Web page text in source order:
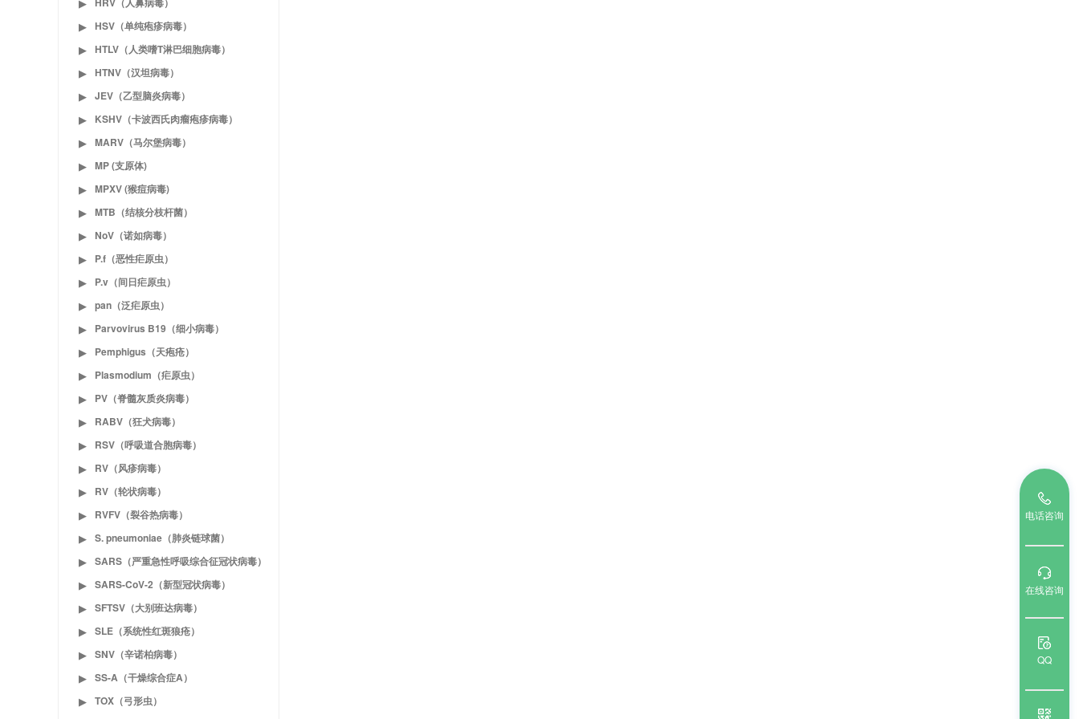
▶
HSV（单纯疱疹病毒）
▶
HTLV（人类嗜T淋巴细胞病毒）
▶
HTNV（汉坦病毒）
▶
JEV（乙型脑炎病毒）
▶
KSHV（卡波西氏肉瘤疱疹病毒）
▶
MARV（马尔堡病毒）
▶
MP (支原体)
▶
MPXV (猴痘病毒)
▶
MTB（结核分枝杆菌）
▶
NoV（诺如病毒）
▶
P.f（恶性疟原虫）
▶
P.v（间日疟原虫）
▶
pan（泛疟原虫）
▶
Parvovirus B19（细小病毒）
▶
Pemphigus（天疱疮）
▶
Plasmodium（疟原虫）
▶
PV（脊髓灰质炎病毒）
▶
RABV（狂犬病毒）
▶
RSV（呼吸道合胞病毒）
▶
RV（风疹病毒）
▶
RV（轮状病毒）
▶
RVFV（裂谷热病毒）
▶
S. pneumoniae（肺炎链球菌）
▶
SARS（严重急性呼吸综合征冠状病毒）
▶
SARS-CoV-2（新型冠状病毒）
▶
SFTSV（大别班达病毒）
▶
SLE（系统性红斑狼疮）
▶
SNV（辛诺柏病毒）
▶
SS-A（干燥综合症A）
▶
TOX（弓形虫）
电话咨询
在线咨询
QQ